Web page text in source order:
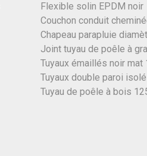
Flexible solin EPDM noir
Couchon conduit
Chapeau parapluie
Joint tuyau de poêle à
Tuyaux émaillés noir mat
Tuyaux double paroi
Tuyau de poêle à bois